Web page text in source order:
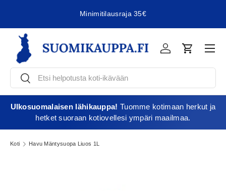
Minimitilausraja 35€
EtsiEtsi
KirjauduOstoskori
Ulkosuomalaisen lähikauppa! Tuomme kotimaan herkut ja
hetket suoraan kotiovellesi ympäri maailmaa.
Koti Havu Mäntysuopa Liuos 1L